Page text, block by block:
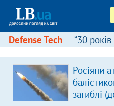
Defense Tech “30 років
Росіяни
загиблі